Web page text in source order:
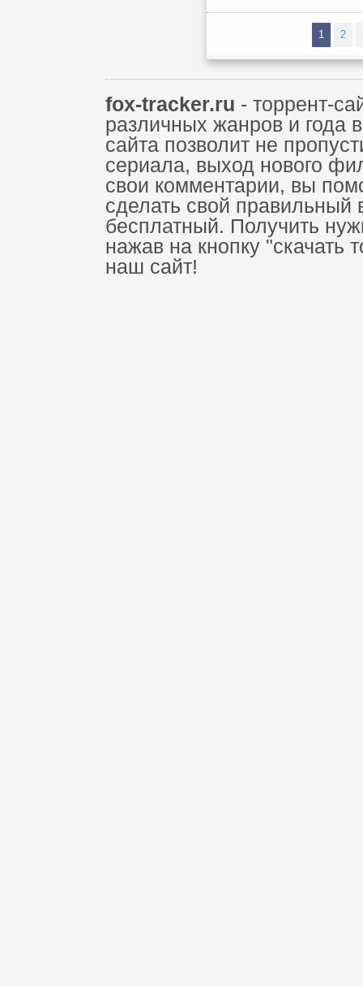
1 2
fox-tracker.ru - торрент-
различных жанров и года
сайта позволит не
сериала, выход нового
свои комментарии, вы
сделать свой
бесплатный. Получить
нажав на кнопку "скачать
наш сайт!